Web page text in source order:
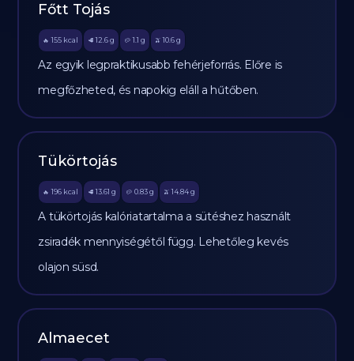
Főtt Tojás
🔥 155 kcal 🥩 12.6 g 🥔 1.1 g 🫒 10.6 g
Az egyik legpraktikusabb fehérjeforrás. Előre is
megfőzheted, és napokig eláll a hűtőben.
Tükörtojás
🔥 196 kcal 🥩 13.61 g 🥔 0.83g 🫒 14.84 g
A tükörtojás kalóriatartalma a sütéshez használt
zsiradék mennyiségétől függ. Lehetőleg kevés
olajon süsd.
Almaecet